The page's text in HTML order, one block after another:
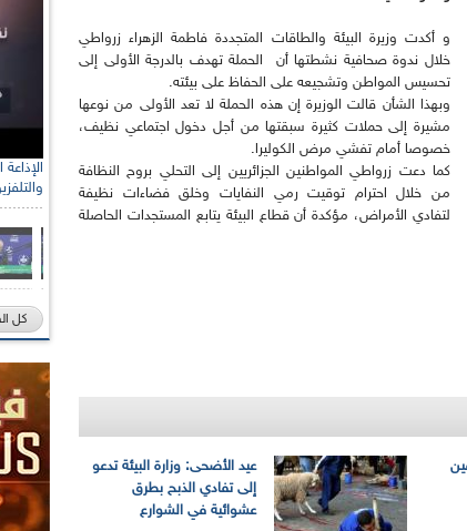
و أكدت وزيرة البيئة والطاقات المتجددة فاطمة الزهراء زرواطي
خلال ندوة صحافية نشطتها أن
الحملة تهدف بالدرجة الأولى إلى
تحسيس المواطن وتشجيعه على الحفاظ على بيئته.
وبهذا الشأن قالت الوزيرة إن هذه الحملة لا تعد الأولى من نوعها
مشيرة إلى حملات كثيرة سبقتها من أجل دخول اجتماعي نظيف،
خصوصا أمام تفشي مرض الكوليرا.
كما دعت زرواطي المواطنين الجزائريين إلى التحلي بروح النظافة
من خلال احترام توقيت رمي النفايات وخلق فضاءات نظيفة
لتفادي الأمراض، مؤكدة أن قطاع البيئة يتابع المستجدات الحاصلة
عيد الأضحى: وزارة البيئة تدعو
إلى تفادي الذبح بطرق
عشوائية في الشوارع
كل